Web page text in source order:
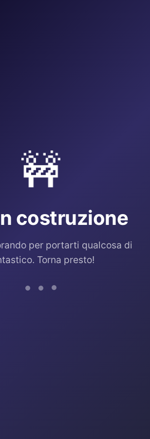
🚧
costruzione
per portarti qualcosa di
Torna presto!